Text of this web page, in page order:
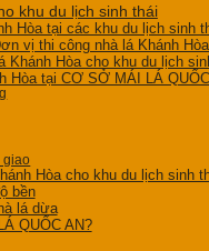
khu du lịch sinh thái
Hòa tại các khu du lịch sinh
vị thi công nhà lá Khánh
Hòa cho khu du lịch
Hòa tại CƠ SỞ MÁI LÁ
giao
Hòa cho khu du lịch sinh
bền
lá dừa
QUỐC AN?